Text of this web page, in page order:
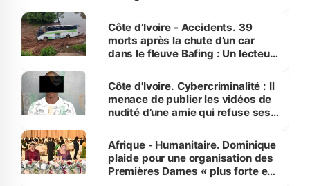
Côte d’Ivoire - Accidents. 39
morts après la chute d’un car
dans le fleuve Bafing : Un lecteur
des Transports
Côte d'Ivoire. Cybercriminalité : Il
menace de publier les vidéos de
nudité d’une amie qui refuse ses
Afrique - Humanitaire. Dominique
plaide pour une organisation des
Premières Dames « plus forte et